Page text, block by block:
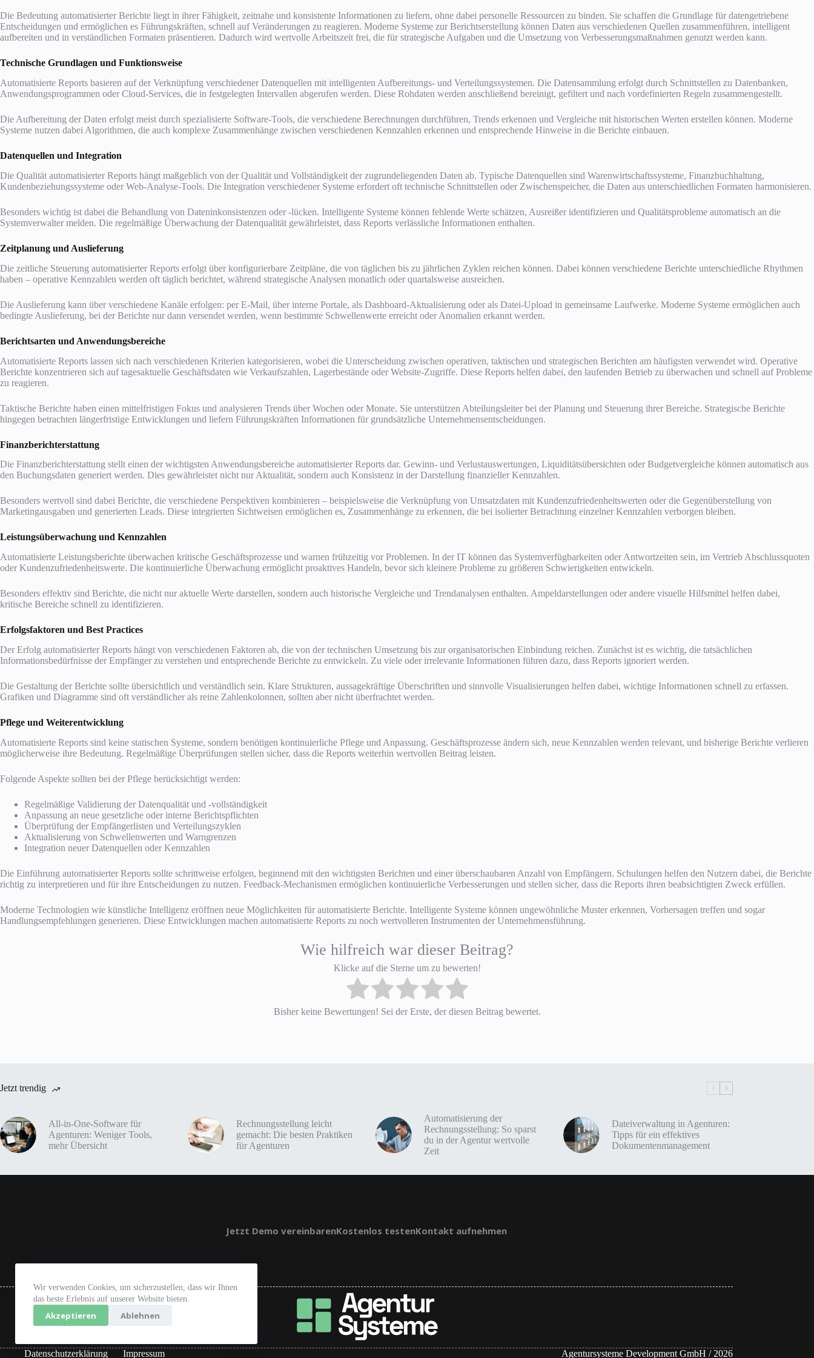
Wir verwenden Cookies, um sicherzustellen, dass wir Ihnen
das beste Erlebnis auf unserer Website bieten.
Akzeptieren Ablehnen
Die Bedeutung automatisierter Berichte liegt in ihrer Fähigkeit, zeitnahe und konsistente Informationen zu liefern, ohne dabei personelle Ressourcen zu binden. Sie schaffen die Grundlage für datengetriebene
Entscheidungen und ermöglichen es Führungskräften, schnell auf Veränderungen zu reagieren. Moderne Systeme zur Berichtserstellung können Daten aus verschiedenen Quellen zusammenführen, intelligent
aufbereiten und in verständlichen Formaten präsentieren. Dadurch wird wertvolle Arbeitszeit frei, die für strategische Aufgaben und die Umsetzung von Verbesserungsmaßnahmen genutzt werden kann.
Technische Grundlagen und Funktionsweise
Automatisierte Reports basieren auf der Verknüpfung verschiedener Datenquellen mit intelligenten Aufbereitungs- und Verteilungssystemen. Die Datensammlung erfolgt durch Schnittstellen zu Datenbanken,
Anwendungsprogrammen oder Cloud-Services, die in festgelegten Intervallen abgerufen werden. Diese Rohdaten werden anschließend bereinigt, gefiltert und nach vordefinierten Regeln zusammengestellt.
Die Aufbereitung der Daten erfolgt meist durch spezialisierte Software-Tools, die verschiedene Berechnungen durchführen, Trends erkennen und Vergleiche mit historischen Werten erstellen können. Moderne
Systeme nutzen dabei Algorithmen, die auch komplexe Zusammenhänge zwischen verschiedenen Kennzahlen erkennen und entsprechende Hinweise in die Berichte einbauen.
Datenquellen und Integration
Die Qualität automatisierter Reports hängt maßgeblich von der Qualität und Vollständigkeit der zugrundeliegenden Daten ab. Typische Datenquellen sind Warenwirtschaftssysteme, Finanzbuchhaltung,
Kundenbeziehungssysteme oder Web-Analyse-Tools. Die Integration verschiedener Systeme erfordert oft technische Schnittstellen oder Zwischenspeicher, die Daten aus unterschiedlichen Formaten harmonisieren.
Besonders wichtig ist dabei die Behandlung von Dateninkonsistenzen oder -lücken. Intelligente Systeme können fehlende Werte schätzen, Ausreißer identifizieren und Qualitätsprobleme automatisch an die
Systemverwalter melden. Die regelmäßige Überwachung der Datenqualität gewährleistet, dass Reports verlässliche Informationen enthalten.
Zeitplanung und Auslieferung
Die zeitliche Steuerung automatisierter Reports erfolgt über konfigurierbare Zeitpläne, die von täglichen bis zu jährlichen Zyklen reichen können. Dabei können verschiedene Berichte unterschiedliche Rhythmen
haben – operative Kennzahlen werden oft täglich berichtet, während strategische Analysen monatlich oder quartalsweise ausreichen.
Die Auslieferung kann über verschiedene Kanäle erfolgen: per E-Mail, über interne Portale, als Dashboard-Aktualisierung oder als Datei-Upload in gemeinsame Laufwerke. Moderne Systeme ermöglichen auch
bedingte Auslieferung, bei der Berichte nur dann versendet werden, wenn bestimmte Schwellenwerte erreicht oder Anomalien erkannt werden.
Berichtsarten und Anwendungsbereiche
Automatisierte Reports lassen sich nach verschiedenen Kriterien kategorisieren, wobei die Unterscheidung zwischen operativen, taktischen und strategischen Berichten am häufigsten verwendet wird. Operative
Berichte konzentrieren sich auf tagesaktuelle Geschäftsdaten wie Verkaufszahlen, Lagerbestände oder Website-Zugriffe. Diese Reports helfen dabei, den laufenden Betrieb zu überwachen und schnell auf Probleme
zu reagieren.
Taktische Berichte haben einen mittelfristigen Fokus und analysieren Trends über Wochen oder Monate. Sie unterstützen Abteilungsleiter bei der Planung und Steuerung ihrer Bereiche. Strategische Berichte
hingegen betrachten längerfristige Entwicklungen und liefern Führungskräften Informationen für grundsätzliche Unternehmensentscheidungen.
Finanzberichterstattung
Die Finanzberichterstattung stellt einen der wichtigsten Anwendungsbereiche automatisierter Reports dar. Gewinn- und Verlustauswertungen, Liquiditätsübersichten oder Budgetvergleiche können automatisch aus
den Buchungsdaten generiert werden. Dies gewährleistet nicht nur Aktualität, sondern auch Konsistenz in der Darstellung finanzieller Kennzahlen.
Besonders wertvoll sind dabei Berichte, die verschiedene Perspektiven kombinieren – beispielsweise die Verknüpfung von Umsatzdaten mit Kundenzufriedenheitswerten oder die Gegenüberstellung von
Marketingausgaben und generierten Leads. Diese integrierten Sichtweisen ermöglichen es, Zusammenhänge zu erkennen, die bei isolierter Betrachtung einzelner Kennzahlen verborgen bleiben.
Leistungsüberwachung und Kennzahlen
Automatisierte Leistungsberichte überwachen kritische Geschäftsprozesse und warnen frühzeitig vor Problemen. In der IT können das Systemverfügbarkeiten oder Antwortzeiten sein, im Vertrieb Abschlussquoten
oder Kundenzufriedenheitswerte. Die kontinuierliche Überwachung ermöglicht proaktives Handeln, bevor sich kleinere Probleme zu größeren Schwierigkeiten entwickeln.
Besonders effektiv sind Berichte, die nicht nur aktuelle Werte darstellen, sondern auch historische Vergleiche und Trendanalysen enthalten. Ampeldarstellungen oder andere visuelle Hilfsmittel helfen dabei,
kritische Bereiche schnell zu identifizieren.
Erfolgsfaktoren und Best Practices
Der Erfolg automatisierter Reports hängt von verschiedenen Faktoren ab, die von der technischen Umsetzung bis zur organisatorischen Einbindung reichen. Zunächst ist es wichtig, die tatsächlichen
Informationsbedürfnisse der Empfänger zu verstehen und entsprechende Berichte zu entwickeln. Zu viele oder irrelevante Informationen führen dazu, dass Reports ignoriert werden.
Die Gestaltung der Berichte sollte übersichtlich und verständlich sein. Klare Strukturen, aussagekräftige Überschriften und sinnvolle Visualisierungen helfen dabei, wichtige Informationen schnell zu erfassen.
Grafiken und Diagramme sind oft verständlicher als reine Zahlenkolonnen, sollten aber nicht überfrachtet werden.
Pflege und Weiterentwicklung
Automatisierte Reports sind keine statischen Systeme, sondern benötigen kontinuierliche Pflege und Anpassung. Geschäftsprozesse ändern sich, neue Kennzahlen werden relevant, und bisherige Berichte verlieren
möglicherweise ihre Bedeutung. Regelmäßige Überprüfungen stellen sicher, dass die Reports weiterhin wertvollen Beitrag leisten.
Folgende Aspekte sollten bei der Pflege berücksichtigt werden:
Regelmäßige Validierung der Datenqualität und -vollständigkeit
Anpassung an neue gesetzliche oder interne Berichtspflichten
Überprüfung der Empfängerlisten und Verteilungszyklen
Aktualisierung von Schwellenwerten und Warngrenzen
Integration neuer Datenquellen oder Kennzahlen
Die Einführung automatisierter Reports sollte schrittweise erfolgen, beginnend mit den wichtigsten Berichten und einer überschaubaren Anzahl von Empfängern. Schulungen helfen den Nutzern dabei, die Berichte
richtig zu interpretieren und für ihre Entscheidungen zu nutzen. Feedback-Mechanismen ermöglichen kontinuierliche Verbesserungen und stellen sicher, dass die Reports ihren beabsichtigten Zweck erfüllen.
Moderne Technologien wie künstliche Intelligenz eröffnen neue Möglichkeiten für automatisierte Berichte. Intelligente Systeme können ungewöhnliche Muster erkennen, Vorhersagen treffen und sogar
Handlungsempfehlungen generieren. Diese Entwicklungen machen automatisierte Reports zu noch wertvolleren Instrumenten der Unternehmensführung.
Wie hilfreich war dieser Beitrag?
Klicke auf die Sterne um zu bewerten!
Bisher keine Bewertungen! Sei der Erste, der diesen Beitrag bewertet.
Jetzt trendig
All-in-One-Software für
Agenturen: Weniger Tools,
mehr Übersicht
Rechnungsstellung leicht
gemacht: Die besten Praktiken
für Agenturen
Automatisierung der
Rechnungsstellung: So sparst
du in der Agentur wertvolle
Zeit
Dateiverwaltung in Agenturen:
Tipps für ein effektives
Dokumentenmanagement
Jetzt Demo vereinbarenKostenlos testenKontakt aufnehmen
Datenschutzerklärung Impressum Agentursysteme Development GmbH / 2026